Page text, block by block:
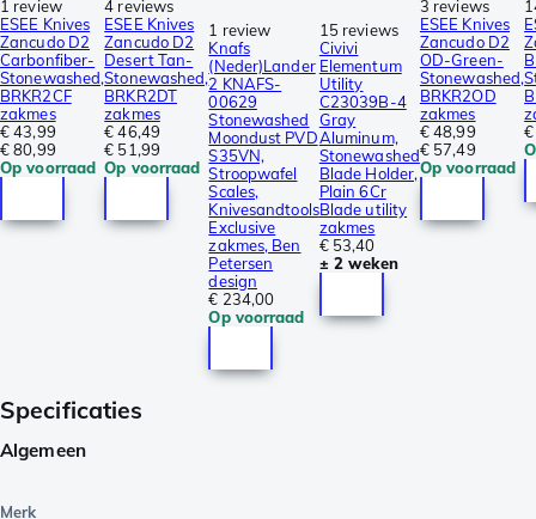
1 review
ESEE Knives
Zancudo D2
Carbonfiber-
Stonewashed,
BRKR2CF
zakmes
€ 43,99
€ 80,99
Op voorraad
4 reviews
ESEE Knives
Zancudo D2
Desert Tan-
Stonewashed,
BRKR2DT
zakmes
€ 46,49
€ 51,99
Op voorraad
1 review
Knafs
(Neder)Lander
2 KNAFS-
00629
Stonewashed
Moondust PVD
S35VN,
Stroopwafel
Scales,
Knivesandtools
Exclusive
zakmes, Ben
Petersen
design
€ 234,00
Op voorraad
15 reviews
Civivi
Elementum
Utility
C23039B-4
Gray
Aluminum,
Stonewashed
Blade Holder,
Plain 6Cr
Blade utility
zakmes
€ 53,40
± 2 weken
3 reviews
ESEE Knives
Zancudo D2
OD-Green-
Stonewashed,
BRKR2OD
zakmes
€ 48,99
€ 57,49
Op voorraad
Specificaties
Algemeen
Merk